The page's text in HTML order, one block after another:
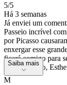
5/5
Há 3 semanas
Já enviei um
Passeio incrível
por Picasso
enxergar esse
ficará comigo para
vez, obrigado,
Saiba mais
M